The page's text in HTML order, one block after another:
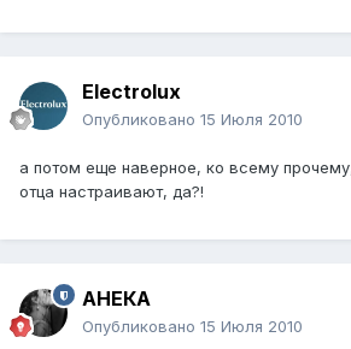
Electrolux
Опубликовано 15 Июля 2010
а потом еще наверное, ко всему
отца настраивают, да?!
АНЕКА
Опубликовано 15 Июля 2010